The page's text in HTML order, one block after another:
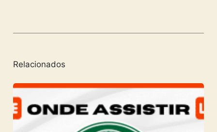
Relacionados